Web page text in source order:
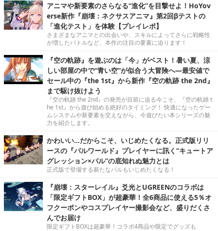
アニマや新要素のさらなる“進化”を目撃せよ！HoYov
erse新作『崩壊：ネクサスアニマ』第2回βテストの
「進化テスト」を体験【プレイレポ】
さまざまなアニマとの出会いや、スキルによってさらに戦略性
が増したバトルなど、本作の注目の要素に迫ります！
『空の軌跡』を遊ぶのは「今」がベスト！暑い夏、涼
しい部屋の中で“青い空”が似合う大冒険へ―最安値で
セール中の『the 1st』から新作『空の軌跡 the 2nd』
まで駆け抜けよう
『空の軌跡 the 2nd』の発売が目前に迫る今こそ、『空の軌跡 t
he 1st』から遊び始める絶好のタイミング！ 快適になったゲー
ムシステムや新要素を交えながら、今遊びたい本シリーズの魅
力を紹介します。
かわいい…だからこそ、いじめたくなる。正式版リリ
ースの『パルワールド』プレイヤーに訊く“キュートア
グレッション×パル”の底知れぬ魅力とは
正式版で登場する新たなパルもいじめたくなる！
『崩壊：スターレイル』爻光とUGREENのコラボは
「限定ギフトBOX」が超豪華！全6商品に使える5％オ
フクーポンやコスプレイヤー撮影会など、盛りだくさ
んでお届け
限定ギフトBOXは超豪華！コラボ4商品や限定でグッズも